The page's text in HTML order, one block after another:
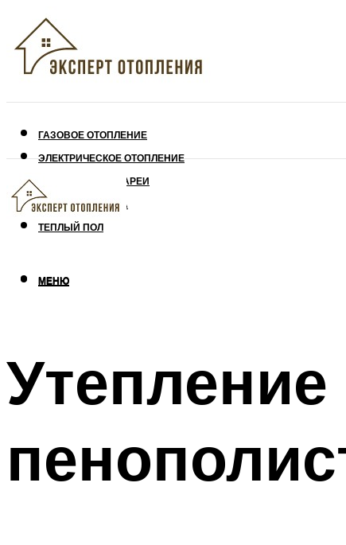
ГАЗОВОЕ ОТОПЛЕНИЕ
ЭЛЕКТРИЧЕСКОЕ ОТОПЛЕНИЕ
СОЛНЕЧНЫЕ БАТАРЕИ
УТЕПЛЕНИЕ ДОМА
ТЕПЛЫЙ ПОЛ
МЕНЮ
МЕНЮ